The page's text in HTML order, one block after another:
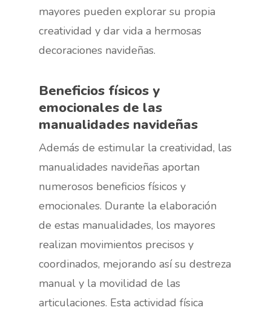
mayores pueden explorar su propia
creatividad y dar vida a hermosas
decoraciones navideñas.
Beneficios físicos y
emocionales de las
manualidades navideñas
Además de estimular la creatividad, las
manualidades navideñas aportan
numerosos beneficios físicos y
emocionales. Durante la elaboración
de estas manualidades, los mayores
realizan movimientos precisos y
coordinados, mejorando así su destreza
manual y la movilidad de las
articulaciones. Esta actividad física